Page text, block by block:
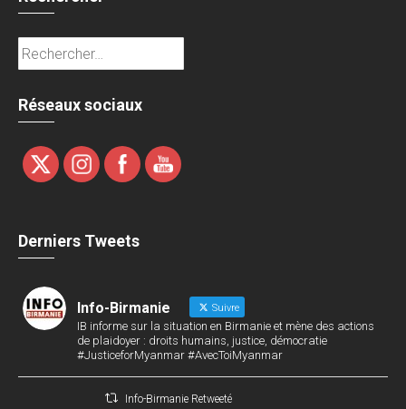
Rechercher :
Réseaux sociaux
Derniers Tweets
Info-Birmanie Suivre
IB informe sur la situation en Birmanie et mène des actions
de plaidoyer : droits humains, justice, démocratie
#JusticeforMyanmar #AvecToiMyanmar
Info-Birmanie Retweeté